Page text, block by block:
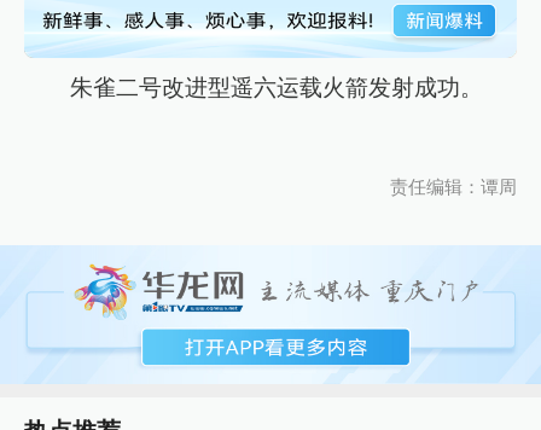
朱雀二号改进型遥六运载火箭发射成功。
责任编辑：谭周